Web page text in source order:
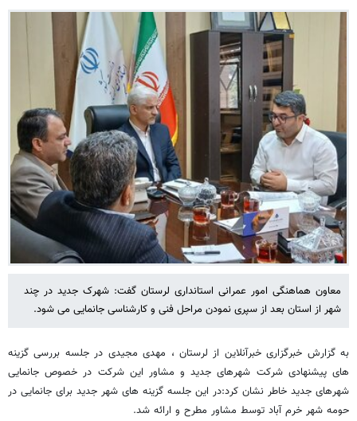
معاون هماهنگی امور عمرانی استانداری لرستان گفت: شهرک جدید در چند
شهر از استان بعد از سپری نمودن مراحل فنی و کارشناسی جانمایی می شود.
به گزارش خبرگزاری خبرآنلاین از لرستان ، مهدی مجیدی در جلسه بررسی گزینه
های پیشنهادی شرکت شهرهای جدید و مشاور این شرکت در خصوص جانمایی
شهرهای جدید خاطر نشان کرد:در این جلسه گزینه های شهر جدید برای جانمایی در
حومه شهر خرم آباد توسط مشاور مطرح و ارائه شد.